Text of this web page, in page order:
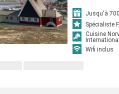
Jusqu'à
Spécialiste
Cuisine
Wifi inclus